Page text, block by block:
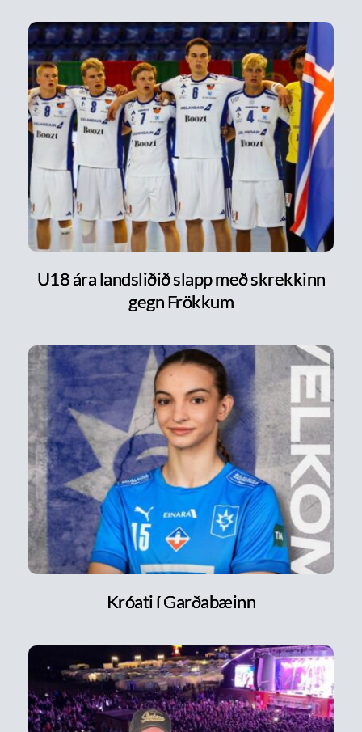
U18 ára landsliðið slapp með skrekkinn
gegn Frökkum
Króati í Garðabæinn